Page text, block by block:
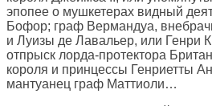
эпопее о мушкетерах видный
Бофор; граф Вермандуа,
и Луизы де Лавальер, или Генри
отпрыск лорда-протектора
короля и принцессы Генриетты
мантуанец граф Маттиоли…